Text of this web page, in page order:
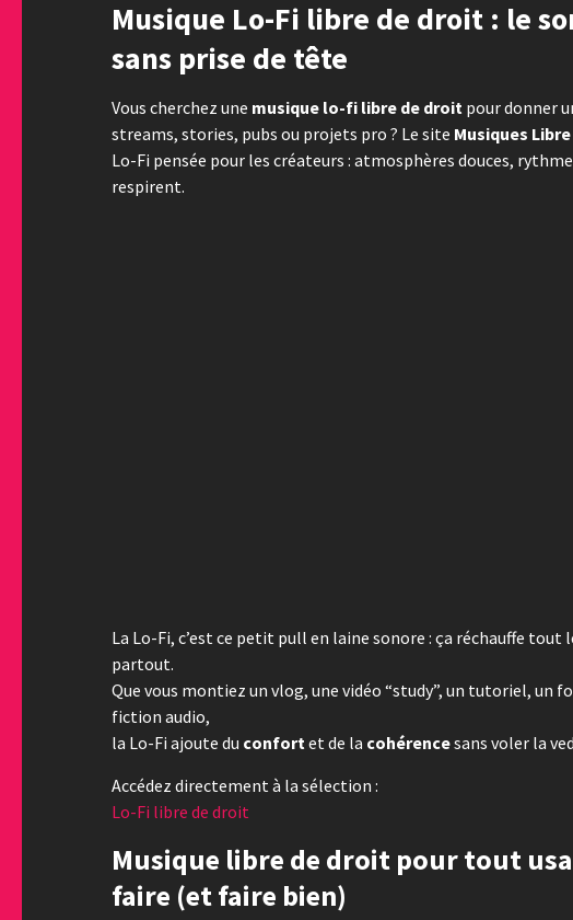
Musique Lo-Fi libre de droit : le
sans prise de tête
Vous cherchez une musique lo-fi libre de droit pour donner
streams, stories, pubs ou projets pro ? Le site Musiques
Lo-Fi pensée pour les créateurs : atmosphères douces,
respirent.
La Lo-Fi, c’est ce petit pull en laine sonore : ça réchauffe tout
partout.
Que vous montiez un vlog, une vidéo “study”, un tutoriel,
fiction audio,
la Lo-Fi ajoute du confort et de la cohérencesans voler la
Accédez directement à la sélection :
Lo-Fi libre de droit
Musique libre de droit pour tout
faire (et faire bien)